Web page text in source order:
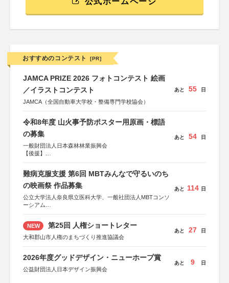
おすすめのコンテスト [PR]
JAMCA PRIZE 2026 フォトコンテスト 絵画
／イラストコンテスト
JAMCA（全国自動車大学校・整備専門学校協会）
あと 55 日
令和8年度 山火事予防ポスター用原画・標語
の募集
一般財団法人日本森林林業振興会
【後援】
あと 54 日
難病克服支援 第6回 MBTみんなで守るいのち
の映画祭 作品募集
公立大学法人奈良県立医科大学、一般社団法人MBTコンソ
ーシアム
協力：読売新聞社
後援：厚生労働省
文部科学省
関西経済連合会
「“よい仕事おこし”フェア」実行委員会
関西文化学術研究都市推進機構
あと 114 日
NEW 第25回 人権ショートレター
大和郡山市人権のまちづくり推進協議会
あと 27 日
2026年度グッドデザイン・ニューホープ賞
公益財団法人日本デザイン振興会
あと 9 日